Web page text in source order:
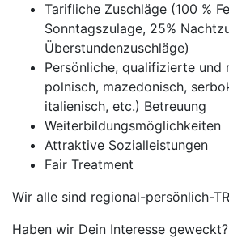
Tarifliche Zuschläge (100 %
Sonntagszulage, 25%
Überstundenzuschläge)
Persönliche, qualifizierte und
polnisch, mazedonisch,
italienisch, etc.) Betreuung
Weiterbildungsmöglichkeiten
Attraktive Sozialleistungen
Fair Treatment
Wir alle sind regional-persönlich-
Haben wir Dein Interesse